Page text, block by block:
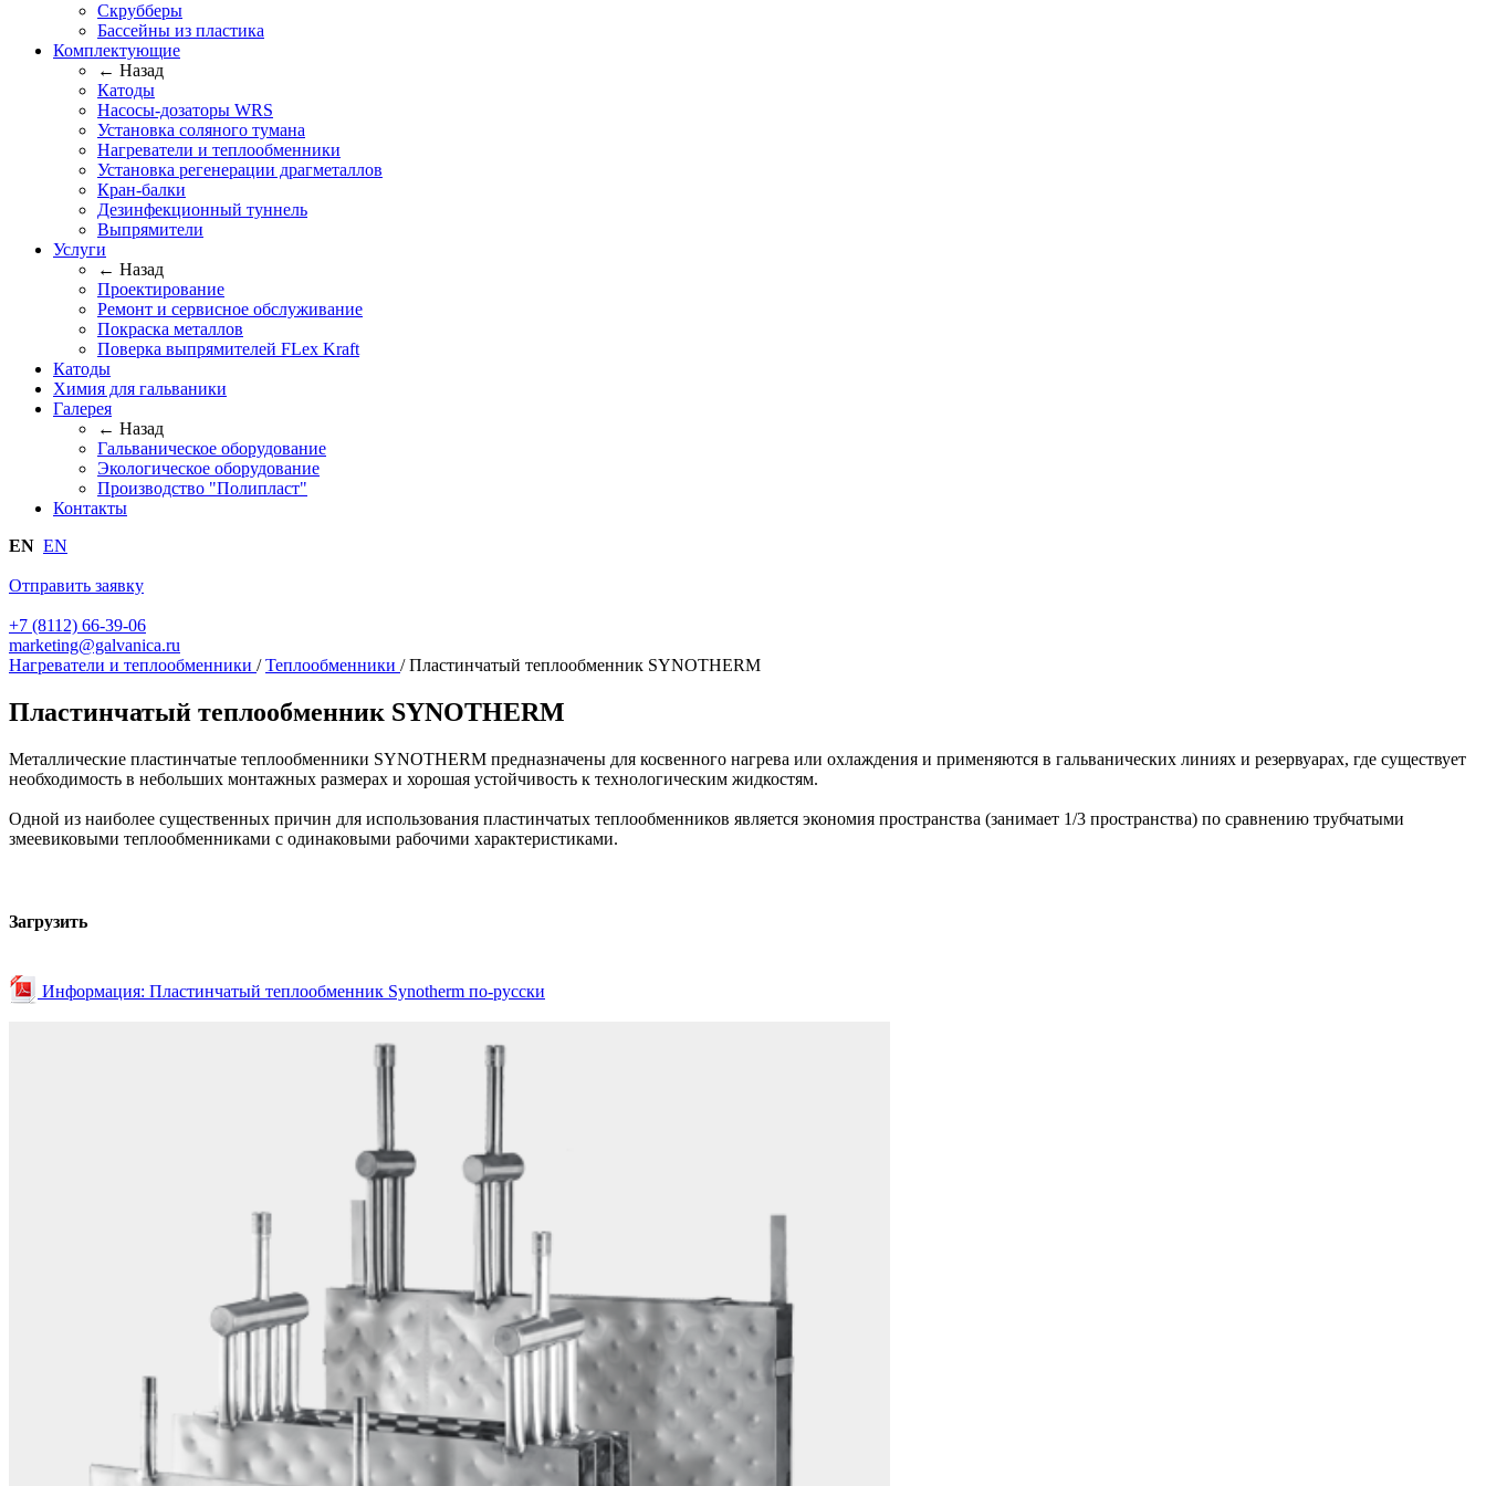
Скрубберы
Бассейны из пластика
Комплектующие
← Назад
Катоды
Насосы-дозаторы WRS
Установка соляного тумана
Нагреватели и теплообменники
Установка регенерации драгметаллов
Кран-балки
Дезинфекционный туннель
Выпрямители
Услуги
← Назад
Проектирование
Ремонт и сервисное обслуживание
Покраска металлов
Поверка выпрямителей FLex Kraft
Катоды
Химия для гальваники
Галерея
← Назад
Гальваническое оборудование
Экологическое оборудование
Производство "Полипласт"
Контакты
EN EN
Отправить заявку
+7 (8112) 66-39-06
marketing@galvanica.ru
Нагреватели и теплообменники / Теплообменники / Пластинчатый теплообменник SYNOTHERM
Пластинчатый теплообменник SYNOTHERM
Металлические пластинчатые теплообменники SYNOTHERM предназначены для косвенного нагрева или охлаждения и применяются в гальванических линиях и резервуарах, где существует
необходимость в небольших монтажных размерах и хорошая устойчивость к технологическим жидкостям.
Одной из наиболее существенных причин для использования пластинчатых теплообменников является экономия пространства (занимает 1/3 пространства) по сравнению трубчатыми
змеевиковыми теплообменниками с одинаковыми рабочими характеристиками.
Загрузить
Информация: Пластинчатый теплообменник Synotherm по-русски